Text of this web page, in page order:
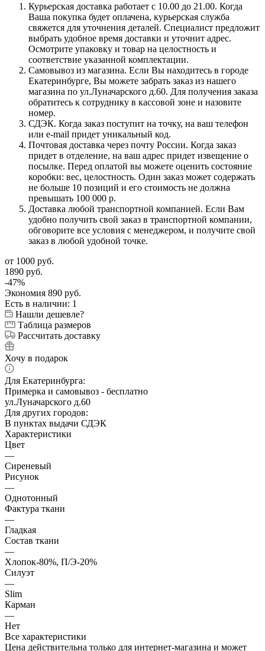
Курьерская доставка работает с 10.00 до 21.00. Когда
Ваша покупка будет оплачена, курьерская служба
свяжется для уточнения деталей. Специалист предложит
выбрать удобное время доставки и уточнит адрес.
Осмотрите упаковку и товар на целостность и
соответствие указанной комплектации.
Самовывоз из магазина. Если Вы находитесь в городе
Екатеринбурге, Вы можете забрать заказ из нашего
магазина по ул.Луначарского д.60. Для получения заказа
обратитесь к сотруднику в кассовой зоне и назовите
номер.
СДЭК. Когда заказ поступит на точку, на ваш телефон
или e-mail придет уникальный код.
Почтовая доставка через почту России. Когда заказ
придет в отделение, на ваш адрес придет извещение о
посылке. Перед оплатой вы можете оценить состояние
коробки: вес, целостность. Один заказ может содержать
не больше 10 позиций и его стоимость не должна
превышать 100 000 р.
Доставка любой транспортной компанией. Если Вам
удобно получить свой заказ в транспортной компании,
обговорите все условия с менеджером, и получите свой
заказ в любой удобной точке.
от 1000 руб.
1890 руб.
-47%
Экономия 890 руб.
Есть в наличии: 1
Нашли дешевле?
Таблица размеров
Рассчитать доставку
Хочу в подарок
Для Екатеринбурга:
Примерка и самовывоз - бесплатно
ул.Луначарского д.60
Для других городов:
В пунктах выдачи СДЭК
Характеристики
Цвет
—
Сиреневый
Рисунок
—
Однотонный
Фактура ткани
—
Гладкая
Состав ткани
—
Хлопок-80%, П/Э-20%
Силуэт
—
Slim
Карман
—
Нет
Все характеристики
Цена действительна только для интернет-магазина и может